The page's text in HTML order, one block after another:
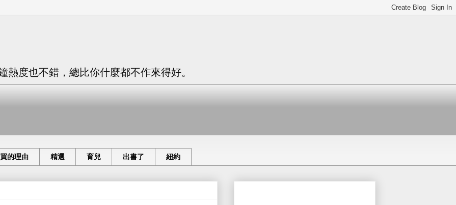
熱度也不錯，總比你什麼都不作來得好。
的理由 精選 育兒 出書了 紐約